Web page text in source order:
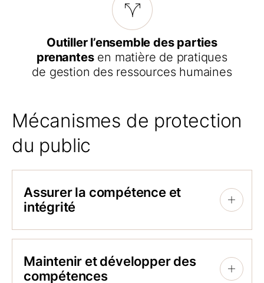
Outiller l’ensemble des parties
prenantesen matière de pratiques
de gestion des ressources humaines
Mécanismes de protection
du public
Assurer la compétence et
intégrité
L’Ordre réalise un contrôle rigoureux de
l’accès à la profession. Seules les
personnes qui démontrent les
Maintenir et développer des
compétences